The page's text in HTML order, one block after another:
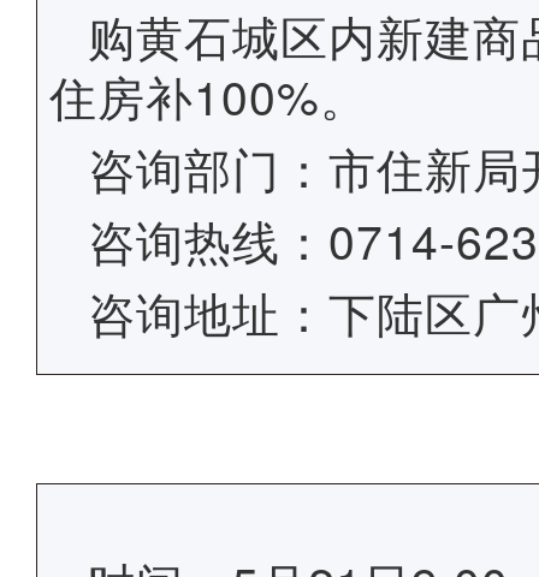
购黄石城区内新建
住房补100%。
咨询部门： 市住新局
咨询热线：0714-
咨询地址：下陆区